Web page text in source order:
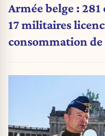
Armée belge :
17 militaires
consommation de